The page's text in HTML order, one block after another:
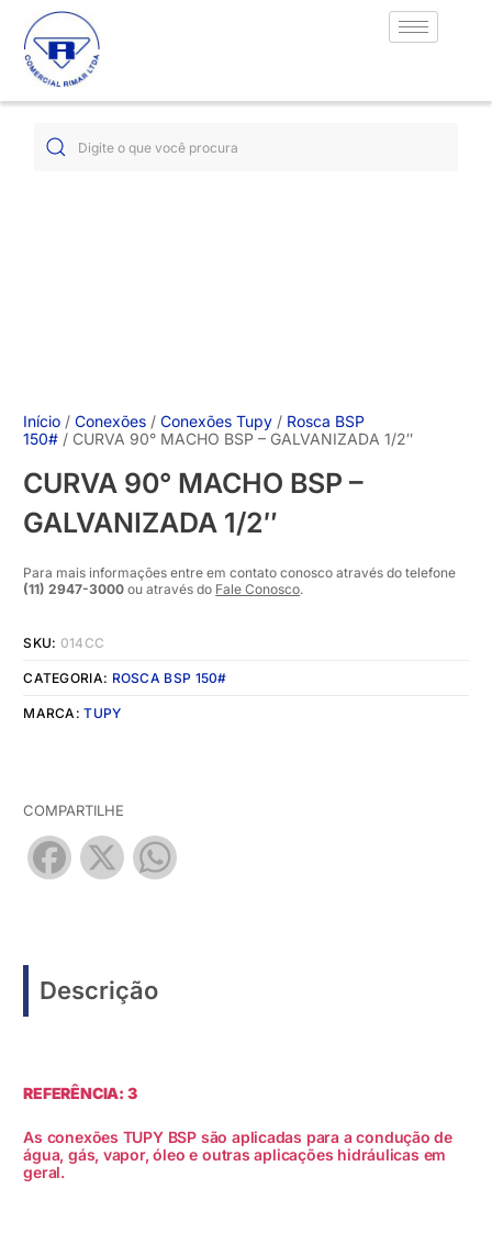
Início /Conexões /Conexões Tupy / Rosca BSP
150# / CURVA 90° MACHO BSP – GALVANIZADA 1/2″
CURVA 90° MACHO BSP –
GALVANIZADA 1/2″
Para mais informações entre em contato conosco através do telefone
(11) 2947-3000 ou através do Fale Conosco.
SKU: 014CC
CATEGORIA: ROSCA BSP 150#
MARCA:TUPY
COMPARTILHE
Facebook
X
Descrição
REFERÊNCIA: 3
As conexões TUPY BSP são aplicadas para a condução de
água, gás, vapor, óleo e outras aplicações hidráulicas em
geral.